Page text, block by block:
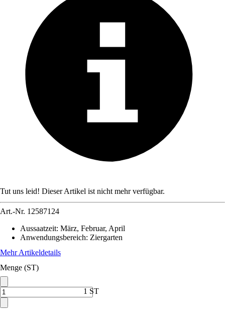
Tut uns leid! Dieser Artikel ist nicht mehr verfügbar.
Art.-Nr. 12587124
Aussaatzeit: März, Februar, April
Anwendungsbereich: Ziergarten
Mehr Artikeldetails
Menge (ST)
1 ST